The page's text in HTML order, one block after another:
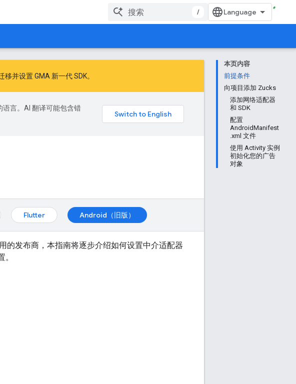
/
本页内容
前提条件
向项目添加 Zucks
添加网络适配器
和 SDK
配置
AndroidManifest
.xml 文件
使用 Activity 实例
初始化您的广告
对象
移并设置 GMA 新一代 SDK。
语言。AI 翻译可能包含错
Flutter Android（旧版）
的发布商，本指南将逐步介绍如何设置中介适配器